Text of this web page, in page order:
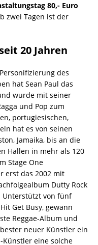
80,- Euro
zwei Tagen ist der
20 Jahren
des
hat Sean Paul das
wurde mit seiner
und Pop zum
portugiesischen,
hat es von seinen
Jamaika, bis an die
Hallen in mehr als 120
Stage One
erst das 2002 mit
Dutty Rock
Unterstützt von fünf
Get Busy, gewann
Reggae-Album und
neuer Künstler ein
Künstler eine solche